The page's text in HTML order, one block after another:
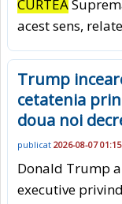
CURTEA
acest sens,
Trump
cetatenia
doua noi
publicat 2026-08-07
Donald Trump
executive